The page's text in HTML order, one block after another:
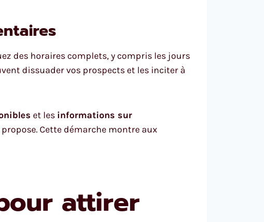
des horaires complets, y compris les jours
dissuader vos prospects et les inciter à
et les informations sur
Cette démarche montre aux
attirer